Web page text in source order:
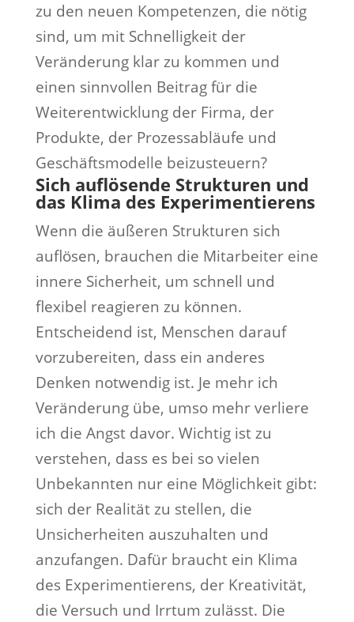
zu den neuen Kompetenzen, die nötig
sind, um mit Schnelligkeit der
Veränderung klar zu kommen und
einen sinnvollen Beitrag für die
Weiterentwicklung der Firma, der
Produkte, der Prozessabläufe und
Geschäftsmodelle beizusteuern?
Sich auflösende Strukturen und
das Klima des Experimentierens
Wenn die äußeren Strukturen sich
auflösen, brauchen die Mitarbeiter eine
innere Sicherheit, um schnell und
flexibel reagieren zu können.
Entscheidend ist, Menschen darauf
vorzubereiten, dass ein anderes
Denken notwendig ist. Je mehr ich
Veränderung übe, umso mehr verliere
ich die Angst davor. Wichtig ist zu
verstehen, dass es bei so vielen
Unbekannten nur eine Möglichkeit gibt:
sich der Realität zu stellen, die
Unsicherheiten auszuhalten und
anzufangen. Dafür braucht ein Klima
des Experimentierens, der Kreativität,
die Versuch und Irrtum zulässt. Die